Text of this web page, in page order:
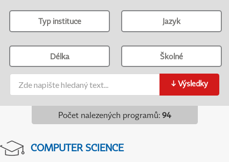
Typ instituce Jazyk
Délka Školné
↓ Výsledky
Počet nalezených programů: 94
COMPUTER SCIENCE